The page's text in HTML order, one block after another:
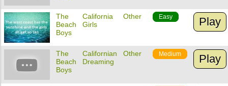
The
Beach
Boys
California
Girls
Other Easy Play
The
Beach
Boys
Californian
Dreaming
Other Medium Play